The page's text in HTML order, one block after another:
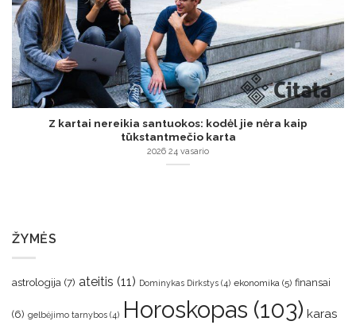
Z kartai nereikia santuokos: kodėl jie nėra kaip
tūkstantmečio karta
2026 24 vasario
ŽYMĖS
astrologija (7) ateitis (11) Dominykas Dirkstys (4) ekonomika (5) finansai
(6) gelbėjimo tarnybos (4) Horoskopas (103) karas